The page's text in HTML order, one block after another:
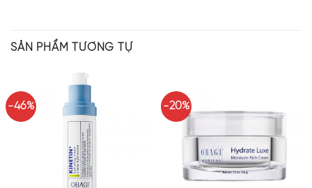
SẢN PHẨM TƯƠNG TỰ
-46% -20%